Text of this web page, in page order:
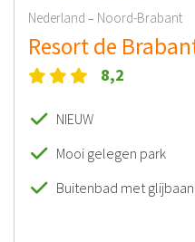
Nederland – Noord-Brabant
Resort de
8,2
NIEUW
Mooi gelegen park
Buitenbad met glijbaan